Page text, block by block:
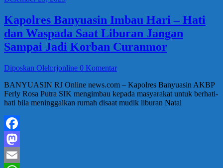
Kapolres Banyuasin Imbau Hari – Hati
dan Waspada Saat Liburan Jangan
Sampai Jadi Korban Curanmor
Diposkan Oleh:rjonline 0 Komentar
BANYUASIN RJ Online news.com – Kapolres Banyuasin AKBP
Ferly Rosa Putra SIK mengimbau kepada masyarakat untuk berhati-
hati bila meninggalkan rumah disaat mudik liburan Natal
Facebook
Mastodon